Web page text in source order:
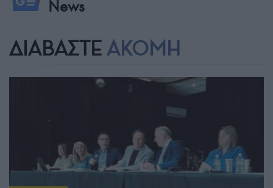
News
ΔΙΑΒΑΣΤΕ ΑΚΟΜΗ